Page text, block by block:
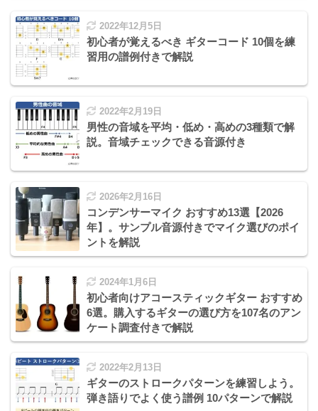
2022年12月5日
初心者が覚えるべき ギターコード 10個を練
習用の譜例付きで解説
2022年2月19日
男性の音域を平均・低め・高めの3種類で解
説。音域チェックできる音源付き
2026年2月16日
コンデンサーマイク おすすめ13選【2026
年】。サンプル音源付きでマイク選びのポイ
ントを解説
2024年1月6日
初心者向けアコースティックギター おすすめ
6選。購入するギターの選び方を107名のアン
ケート調査付きで解説
2022年2月13日
ギターのストロークパターンを練習しよう。
弾き語りでよく使う譜例 10パターンで解説